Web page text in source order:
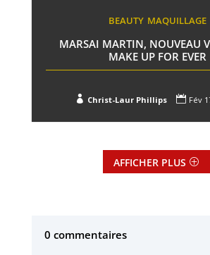
BEAUTY MAQUILLAGE
MARSAI MARTIN, NOUVEAU
MAKE UP FOR EVER
 Christ-Laur Phillips  Fév
AFFICHER PLUS
0 commentaires